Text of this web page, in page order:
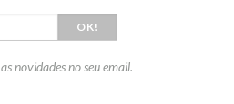
OK!
novidades no seu email.